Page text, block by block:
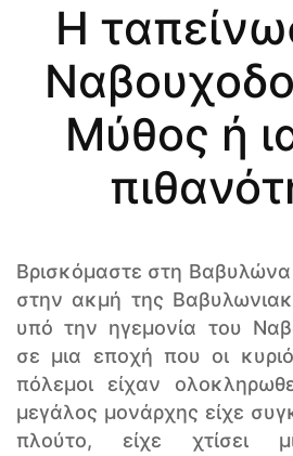
Η
Μύθος ή
Βρισκόμαστε στη
στην ακμή της
υπό την ηγεμονία του
σε μια εποχή που οι
πόλεμοι είχαν
μεγάλος μονάρχης είχε
πλούτο, είχε χτίσει